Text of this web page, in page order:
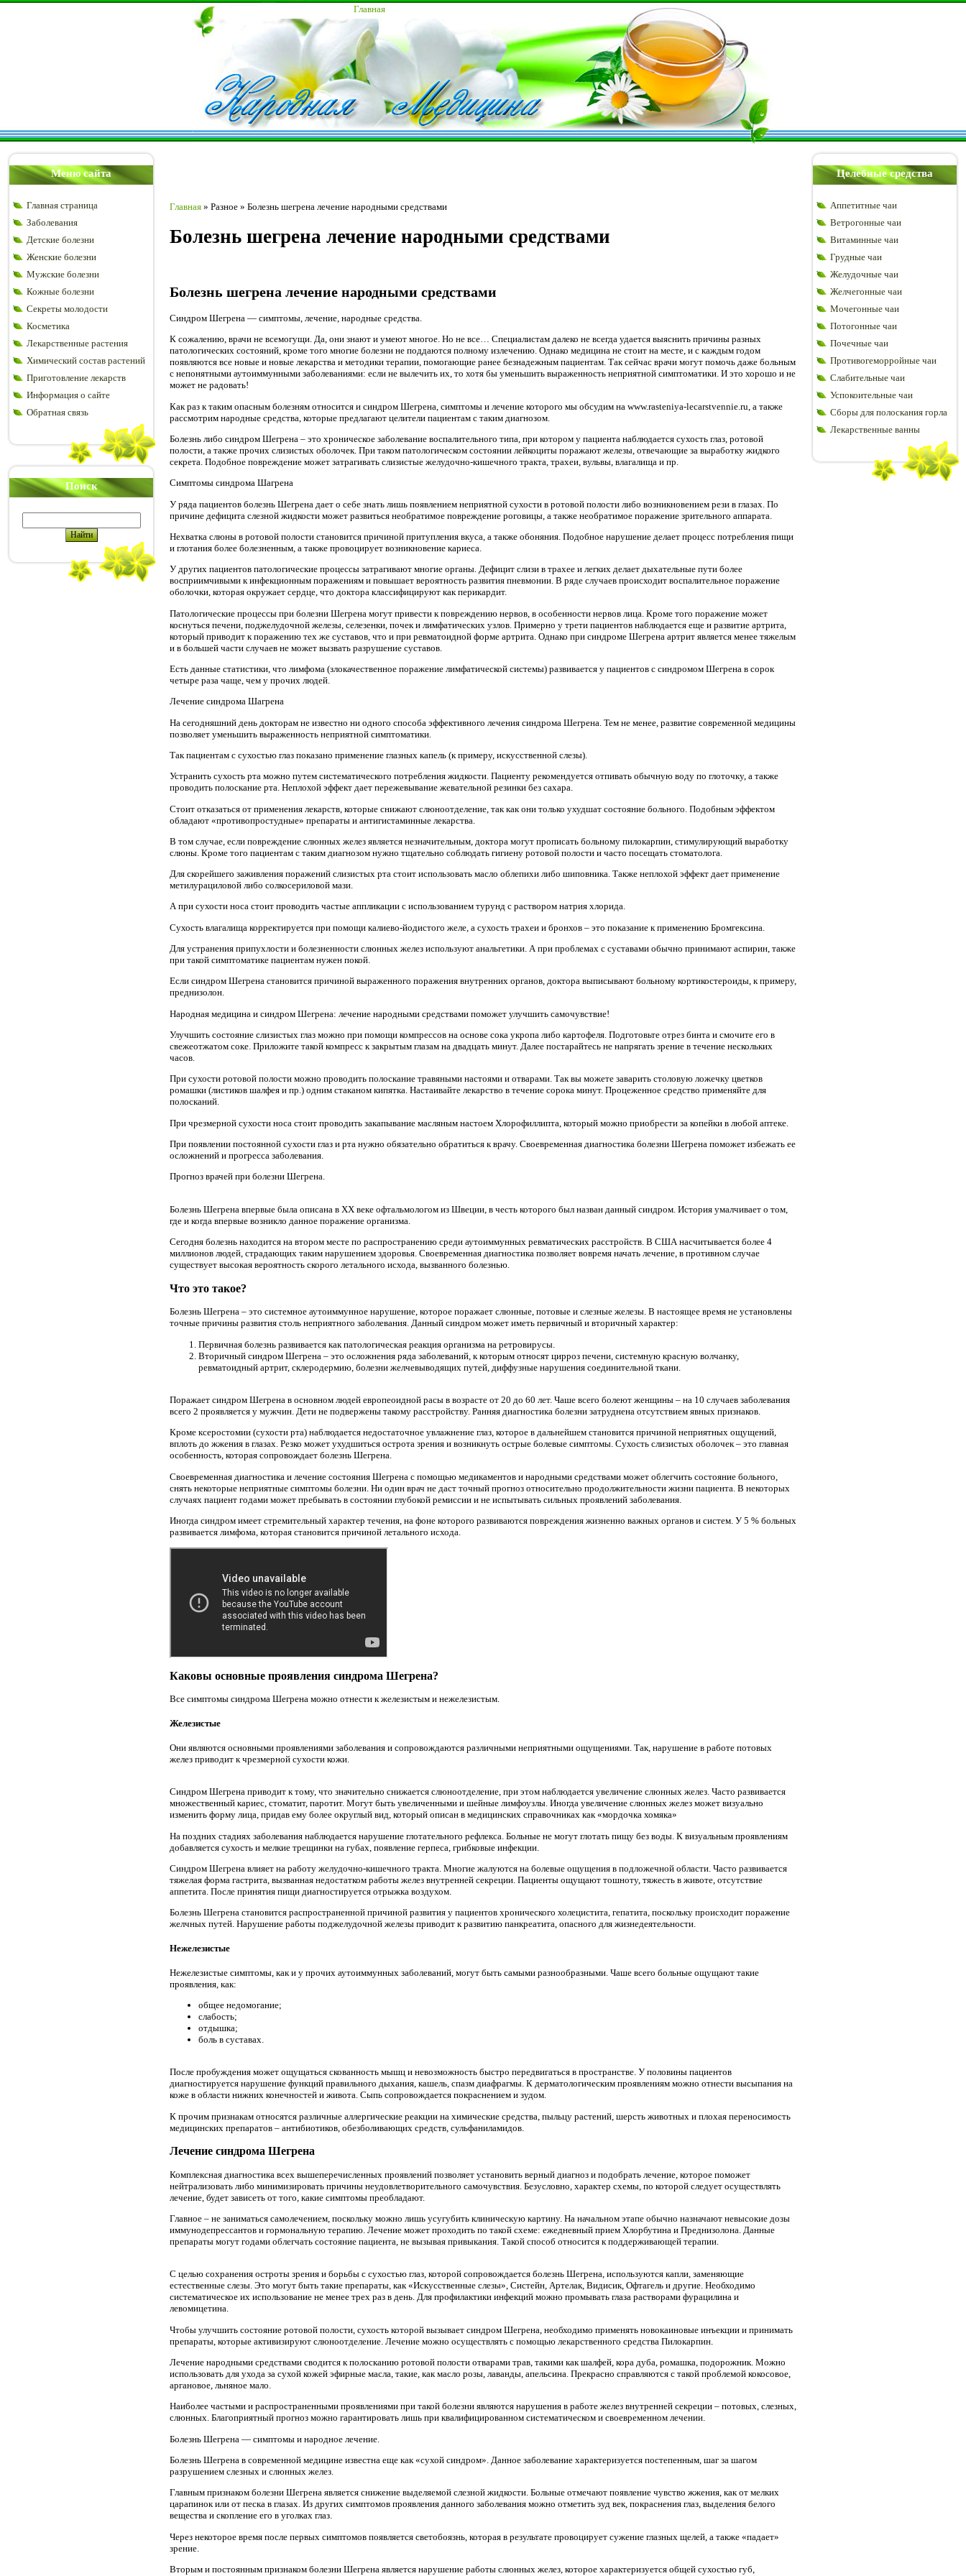
Главная
Меню сайта
Главная страница
Заболевания
Детские болезни
Женские болезни
Мужские болезни
Кожные болезни
Секреты молодости
Косметика
Лекарственные растения
Химический состав растений
Приготовление лекарств
Информация о сайте
Обратная связь
Поиск
Главная » Разное » Болезнь шегрена лечение народными средствами
Болезнь шегрена лечение народными средствами
Болезнь шегрена лечение народными средствами
Синдром Шегрена — симптомы, лечение, народные средства.
К сожалению, врачи не всемогущи. Да, они знают и умеют многое. Но не все… Специалистам далеко не всегда удается выяснить причины разных
патологических состояний, кроме того многие болезни не поддаются полному излечению. Однако медицина не стоит на месте, и с каждым годом
появляются все новые и новые лекарства и методики терапии, помогающие ранее безнадежным пациентам. Так сейчас врачи могут помочь даже больным
с непонятными аутоиммунными заболеваниями: если не вылечить их, то хотя бы уменьшить выраженность неприятной симптоматики. И это хорошо и не
может не радовать!
Как раз к таким опасным болезням относится и синдром Шегрена, симптомы и лечение которого мы обсудим на www.rasteniya-lecarstvennie.ru, а также
рассмотрим народные средства, которые предлагают целители пациентам с таким диагнозом.
Болезнь либо синдром Шегрена – это хроническое заболевание воспалительного типа, при котором у пациента наблюдается сухость глаз, ротовой
полости, а также прочих слизистых оболочек. При таком патологическом состоянии лейкоциты поражают железы, отвечающие за выработку жидкого
секрета. Подобное повреждение может затрагивать слизистые желудочно-кишечного тракта, трахеи, вульвы, влагалища и пр.
Симптомы синдрома Шагрена
У ряда пациентов болезнь Шегрена дает о себе знать лишь появлением неприятной сухости в ротовой полости либо возникновением рези в глазах. По
причине дефицита слезной жидкости может развиться необратимое повреждение роговицы, а также необратимое поражение зрительного аппарата.
Нехватка слюны в ротовой полости становится причиной притупления вкуса, а также обоняния. Подобное нарушение делает процесс потребления пищи
и глотания более болезненным, а также провоцирует возникновение кариеса.
У других пациентов патологические процессы затрагивают многие органы. Дефицит слизи в трахее и легких делает дыхательные пути более
восприимчивыми к инфекционным поражениям и повышает вероятность развития пневмонии. В ряде случаев происходит воспалительное поражение
оболочки, которая окружает сердце, что доктора классифицируют как перикардит.
Патологические процессы при болезни Шегрена могут привести к повреждению нервов, в особенности нервов лица. Кроме того поражение может
коснуться печени, поджелудочной железы, селезенки, почек и лимфатических узлов. Примерно у трети пациентов наблюдается еще и развитие артрита,
который приводит к поражению тех же суставов, что и при ревматоидной форме артрита. Однако при синдроме Шегрена артрит является менее тяжелым
и в большей части случаев не может вызвать разрушение суставов.
Есть данные статистики, что лимфома (злокачественное поражение лимфатической системы) развивается у пациентов с синдромом Шегрена в сорок
четыре раза чаще, чем у прочих людей.
Лечение синдрома Шагрена
На сегодняшний день докторам не известно ни одного способа эффективного лечения синдрома Шегрена. Тем не менее, развитие современной медицины
позволяет уменьшить выраженность неприятной симптоматики.
Так пациентам с сухостью глаз показано применение глазных капель (к примеру, искусственной слезы).
Устранить сухость рта можно путем систематического потребления жидкости. Пациенту рекомендуется отпивать обычную воду по глоточку, а также
проводить полоскание рта. Неплохой эффект дает пережевывание жевательной резинки без сахара.
Стоит отказаться от применения лекарств, которые снижают слюноотделение, так как они только ухудшат состояние больного. Подобным эффектом
обладают «противопростудные» препараты и антигистаминные лекарства.
В том случае, если повреждение слюнных желез является незначительным, доктора могут прописать больному пилокарпин, стимулирующий выработку
слюны. Кроме того пациентам с таким диагнозом нужно тщательно соблюдать гигиену ротовой полости и часто посещать стоматолога.
Для скорейшего заживления поражений слизистых рта стоит использовать масло облепихи либо шиповника. Также неплохой эффект дает применение
метилурациловой либо солкосериловой мази.
А при сухости носа стоит проводить частые аппликации с использованием турунд с раствором натрия хлорида.
Сухость влагалища корректируется при помощи калиево-йодистого желе, а сухость трахеи и бронхов – это показание к применению Бромгексина.
Для устранения припухлости и болезненности слюнных желез используют анальгетики. А при проблемах с суставами обычно принимают аспирин, также
при такой симптоматике пациентам нужен покой.
Если синдром Шегрена становится причиной выраженного поражения внутренних органов, доктора выписывают больному кортикостероиды, к примеру,
преднизолон.
Народная медицина и синдром Шегрена: лечение народными средствами поможет улучшить самочувствие!
Улучшить состояние слизистых глаз можно при помощи компрессов на основе сока укропа либо картофеля. Подготовьте отрез бинта и смочите его в
свежеотжатом соке. Приложите такой компресс к закрытым глазам на двадцать минут. Далее постарайтесь не напрягать зрение в течение нескольких
часов.
При сухости ротовой полости можно проводить полоскание травяными настоями и отварами. Так вы можете заварить столовую ложечку цветков
ромашки (листиков шалфея и пр.) одним стаканом кипятка. Настаивайте лекарство в течение сорока минут. Процеженное средство применяйте для
полосканий.
При чрезмерной сухости носа стоит проводить закапывание масляным настоем Хлорофиллипта, который можно приобрести за копейки в любой аптеке.
При появлении постоянной сухости глаз и рта нужно обязательно обратиться к врачу. Своевременная диагностика болезни Шегрена поможет избежать ее
осложнений и прогресса заболевания.
Прогноз врачей при болезни Шегрена.
Болезнь Шегрена впервые была описана в XX веке офтальмологом из Швеции, в честь которого был назван данный синдром. История умалчивает о том,
где и когда впервые возникло данное поражение организма.
Сегодня болезнь находится на втором месте по распространению среди аутоиммунных ревматических расстройств. В США насчитывается более 4
миллионов людей, страдающих таким нарушением здоровья. Своевременная диагностика позволяет вовремя начать лечение, в противном случае
существует высокая вероятность скорого летального исхода, вызванного болезнью.
Что это такое?
Болезнь Шегрена – это системное аутоиммунное нарушение, которое поражает слюнные, потовые и слезные железы. В настоящее время не установлены
точные причины развития столь неприятного заболевания. Данный синдром может иметь первичный и вторичный характер:
Первичная болезнь развивается как патологическая реакция организма на ретровирусы.
Вторичный синдром Шегрена – это осложнения ряда заболеваний, к которым относят цирроз печени, системную красную волчанку,
ревматоидный артрит, склеродермию, болезни желчевыводящих путей, диффузные нарушения соединительной ткани.
Поражает синдром Шегрена в основном людей европеоидной расы в возрасте от 20 до 60 лет. Чаше всего болеют женщины – на 10 случаев заболевания
всего 2 проявляется у мужчин. Дети не подвержены такому расстройству. Ранняя диагностика болезни затруднена отсутствием явных признаков.
Кроме ксеростомии (сухости рта) наблюдается недостаточное увлажнение глаз, которое в дальнейшем становится причиной неприятных ощущений,
вплоть до жжения в глазах. Резко может ухудшиться острота зрения и возникнуть острые болевые симптомы. Сухость слизистых оболочек – это главная
особенность, которая сопровождает болезнь Шегрена.
Своевременная диагностика и лечение состояния Шегрена с помощью медикаментов и народными средствами может облегчить состояние больного,
снять некоторые неприятные симптомы болезни. Ни один врач не даст точный прогноз относительно продолжительности жизни пациента. В некоторых
случаях пациент годами может пребывать в состоянии глубокой ремиссии и не испытывать сильных проявлений заболевания.
Иногда синдром имеет стремительный характер течения, на фоне которого развиваются повреждения жизненно важных органов и систем. У 5 % больных
развивается лимфома, которая становится причиной летального исхода.
Каковы основные проявления синдрома Шегрена?
Все симптомы синдрома Шегрена можно отнести к железистым и нежелезистым.
Железистые
Они являются основными проявлениями заболевания и сопровождаются различными неприятными ощущениями. Так, нарушение в работе потовых
желез приводит к чрезмерной сухости кожи.
Синдром Шегрена приводит к тому, что значительно снижается слюноотделение, при этом наблюдается увеличение слюнных желез. Часто развивается
множественный кариес, стоматит, паротит. Могут быть увеличенными и шейные лимфоузлы. Иногда увеличение слюнных желез может визуально
изменить форму лица, придав ему более округлый вид, который описан в медицинских справочниках как «мордочка хомяка»
На поздних стадиях заболевания наблюдается нарушение глотательного рефлекса. Больные не могут глотать пищу без воды. К визуальным проявлениям
добавляется сухость и мелкие трещинки на губах, появление герпеса, грибковые инфекции.
Синдром Шегрена влияет на работу желудочно-кишечного тракта. Многие жалуются на болевые ощущения в подложечной области. Часто развивается
тяжелая форма гастрита, вызванная недостатком работы желез внутренней секреции. Пациенты ощущают тошноту, тяжесть в животе, отсутствие
аппетита. После принятия пищи диагностируется отрыжка воздухом.
Болезнь Шегрена становится распространенной причиной развития у пациентов хронического холецистита, гепатита, поскольку происходит поражение
желчных путей. Нарушение работы поджелудочной железы приводит к развитию панкреатита, опасного для жизнедеятельности.
Нежелезистые
Нежелезистые симптомы, как и у прочих аутоиммунных заболеваний, могут быть самыми разнообразными. Чаше всего больные ощущают такие
проявления, как:
общее недомогание;
слабость;
отдышка;
боль в суставах.
После пробуждения может ощущаться скованность мышц и невозможность быстро передвигаться в пространстве. У половины пациентов
диагностируется нарушение функций правильного дыхания, кашель, спазм диафрагмы. К дерматологическим проявлениям можно отнести высыпания на
коже в области нижних конечностей и живота. Сыпь сопровождается покраснением и зудом.
К прочим признакам относятся различные аллергические реакции на химические средства, пыльцу растений, шерсть животных и плохая переносимость
медицинских препаратов – антибиотиков, обезболивающих средств, сульфаниламидов.
Лечение синдрома Шегрена
Комплексная диагностика всех вышеперечисленных проявлений позволяет установить верный диагноз и подобрать лечение, которое поможет
нейтрализовать либо минимизировать причины неудовлетворительного самочувствия. Безусловно, характер схемы, по которой следует осуществлять
лечение, будет зависеть от того, какие симптомы преобладают.
Главное – не заниматься самолечением, поскольку можно лишь усугубить клиническую картину. На начальном этапе обычно назначают невысокие дозы
иммунодепрессантов и гормональную терапию. Лечение может проходить по такой схеме: ежедневный прием Хлорбутина и Преднизолона. Данные
препараты могут годами облегчать состояние пациента, не вызывая привыкания. Такой способ относится к поддерживающей терапии.
С целью сохранения остроты зрения и борьбы с сухостью глаз, которой сопровождается болезнь Шегрена, используются капли, заменяющие
естественные слезы. Это могут быть такие препараты, как «Искусственные слезы», Систейн, Артелак, Видисик, Офтагель и другие. Необходимо
систематическое их использование не менее трех раз в день. Для профилактики инфекций можно промывать глаза растворами фурацилина и
левомицетина.
Чтобы улучшить состояние ротовой полости, сухость которой вызывает синдром Шегрена, необходимо применять новокаиновые инъекции и принимать
препараты, которые активизируют слюноотделение. Лечение можно осуществлять с помощью лекарственного средства Пилокарпин.
Лечение народными средствами сводится к полосканию ротовой полости отварами трав, такими как шалфей, кора дуба, ромашка, подорожник. Можно
использовать для ухода за сухой кожей эфирные масла, такие, как масло розы, лаванды, апельсина. Прекрасно справляются с такой проблемой кокосовое,
аргановое, льняное мало.
Наиболее частыми и распространенными проявлениями при такой болезни являются нарушения в работе желез внутренней секреции – потовых, слезных,
слюнных. Благоприятный прогноз можно гарантировать лишь при квалифицированном систематическом и своевременном лечении.
Болезнь Шегрена — симптомы и народное лечение.
Болезнь Шегрена в современной медицине известна еще как «сухой синдром». Данное заболевание характеризуется постепенным, шаг за шагом
разрушением слезных и слюнных желез.
Главным признаком болезни Шегрена является снижение выделяемой слезной жидкости. Больные отмечают появление чувство жжения, как от мелких
царапинок или от песка в глазах. Из других симптомов проявления данного заболевания можно отметить зуд век, покраснения глаз, выделения белого
вещества и скопление его в уголках глаз.
Через некоторое время после первых симптомов появляется светобоязнь, которая в результате провоцирует сужение глазных щелей, а также «падает»
зрение.
Вторым и постоянным признаком болезни Шегрена является нарушение работы слюнных желез, которое характеризуется общей сухостью губ,
Целебные средства
Аппетитные чаи
Ветрогонные чаи
Витаминные чаи
Грудные чаи
Желудочные чаи
Желчегонные чаи
Мочегонные чаи
Потогонные чаи
Почечные чаи
Противогеморройные чаи
Слабительные чаи
Успокоительные чаи
Сборы для полоскания горла
Лекарственные ванны